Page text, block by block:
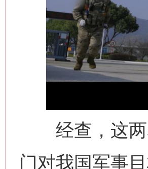
经查，这两
门对我国军事